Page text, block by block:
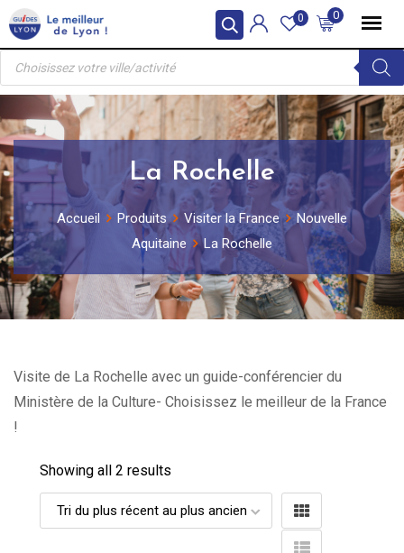
Skip
to
content
0
0
Recherche
produits
La Rochelle
Accueil Produits Visiter la France
Nouvelle
Aquitaine
La Rochelle
Visite de La Rochelle avec un guide-conférencier du
Ministère de la Culture- Choisissez le meilleur de la France
!
Showing all 2 results